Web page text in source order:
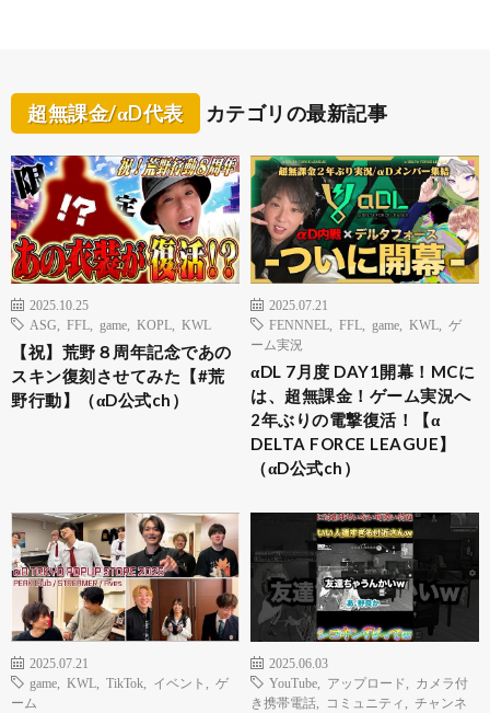
超無課金/αD代表 カテゴリの最新記事
2025.10.25
ASG
FFL game KOPL KWL
【祝】荒野８周年記念であの
スキン復刻させてみた【#荒
野行動】（αD公式ch）
2025.07.21
FENNNEL
FFL game KWL
ゲ
ーム実況
αDL 7月度 DAY1開幕！MCに
は、超無課金！ゲーム実況へ
2年ぶりの電撃復活！【α
DELTA FORCE LEAGUE】
（αD公式ch）
2025.07.21
game
KWL TikTok イベント
ゲ
ーム
2025.06.03
YouTube
アップロード
カメラ付
き携帯電話
コミュニティ
チャンネ